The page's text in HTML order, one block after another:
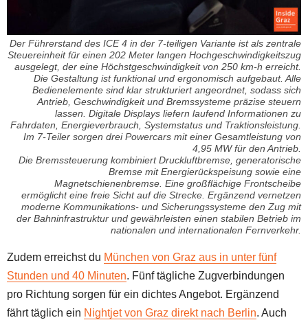
Der Führerstand des ICE 4 in der 7-teiligen Variante ist als zentrale
Steuereinheit für einen 202 Meter langen Hochgeschwindigkeitszug
ausgelegt, der eine Höchstgeschwindigkeit von 250 km-h erreicht.
Die Gestaltung ist funktional und ergonomisch aufgebaut. Alle
Bedienelemente sind klar strukturiert angeordnet, sodass sich
Antrieb, Geschwindigkeit und Bremssysteme präzise steuern
lassen. Digitale Displays liefern laufend Informationen zu
Fahrdaten, Energieverbrauch, Systemstatus und Traktionsleistung.
Im 7-Teiler sorgen drei Powercars mit einer Gesamtleistung von
4,95 MW für den Antrieb.
Die Bremssteuerung kombiniert Druckluftbremse, generatorische
Bremse mit Energierückspeisung sowie eine
Magnetschienenbremse. Eine großflächige Frontscheibe
ermöglicht eine freie Sicht auf die Strecke. Ergänzend vernetzen
moderne Kommunikations- und Sicherungssysteme den Zug mit
der Bahninfrastruktur und gewährleisten einen stabilen Betrieb im
nationalen und internationalen Fernverkehr.
Zudem erreichst du München von Graz aus in unter fünf
Stunden und 40 Minuten. Fünf tägliche Zugverbindungen
pro Richtung sorgen für ein dichtes Angebot. Ergänzend
fährt täglich ein Nightjet von Graz direkt nach Berlin. Auch